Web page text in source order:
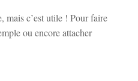
mais c’est utile ! Pour faire
ou encore attacher